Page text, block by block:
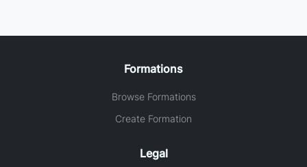
Formations
Browse Formations
Create Formation
Legal